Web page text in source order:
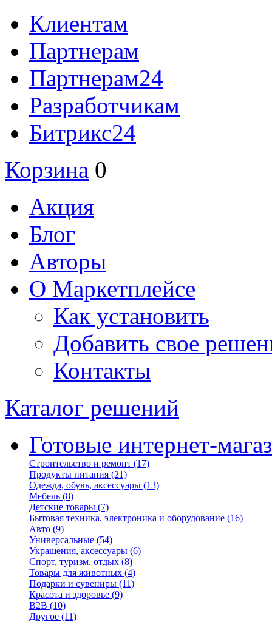
Клиентам
Партнерам
Партнерам24
Разработчикам
Битрикс24
Корзина 0
Акция
Блог
Авторы
О Маркетплейсе
Как установить
Добавить свое
Контакты
Каталог решений
Готовые интернет-
Строительство и ремонт (17)
Продукты питания (21)
Одежда, обувь, аксессуары (13)
Мебель (8)
Детские товары (7)
Бытовая техника, электроника и оборудование (16)
Авто (9)
Универсальные (54)
Украшения, аксессуары (6)
Спорт, туризм, отдых (8)
Товары для животных (4)
Подарки и сувениры (11)
Красота и здоровье (9)
B2B (10)
Другое (11)